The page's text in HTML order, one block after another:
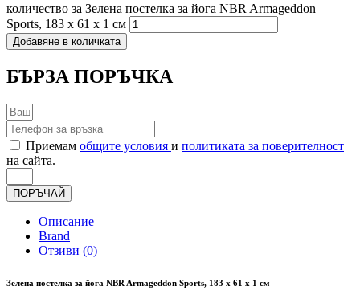
количество за Зелена постелка за йога NBR Armageddon
Sports, 183 x 61 x 1 см
Добавяне в количката
БЪРЗА ПОРЪЧКА
Приемам общите условия и политиката за поверителност
на сайта.
ПОРЪЧАЙ
Описание
Brand
Отзиви (0)
Зелена постелка за йога NBR Armageddon Sports, 183 x 61 x 1 см